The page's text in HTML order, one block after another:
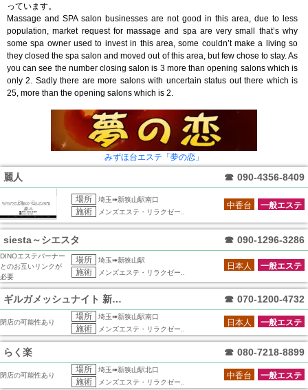
っています。
Massage and SPA salon businesses are not good in this area, due to less
population, market request for massage and spa are very small that’s why
some spa owner used to invest in this area, some couldn’t make a living so
they closed the spa salon and moved out of this area, but few chose to stay. As
you can see the number closing salon is 3 more than opening salons which is
only 2. Sadly there are more salons with uncertain status out there which is
25, more than the opening salons which is 2.
みずほ台エステ「夢の恋」
麗人 ☎ 090-4356-8409
場所 埼玉➠新狭山駅南口
施術 メンズエステ・リラクゼー..
一般エステ
中香台
siesta～シエスタ ☎ 090-1296-3286
DINOエステバーナー
とのお互いリンクが
必要
場所 埼玉➠新狭山駅
施術 メンズエステ・リラクゼー..
一般エステ
日本人
ギルガメッシュナイト 新狭山駅前ルーム ☎ 070-1200-4732
閉店の可能性あり
場所 埼玉➠新狭山駅南口
施術 メンズエステ・リラクゼー..
一般エステ
日本人
らく楽 ☎ 080-7218-8899
閉店の可能性あり
場所 埼玉➠新狭山駅北口
施術 メンズエステ・リラクゼー..
一般エステ
中香台